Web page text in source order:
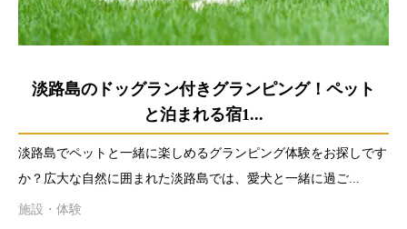
淡路島のドッグラン付きグランピング！ペット
と泊まれる宿1...
淡路島でペットと一緒に楽しめるグランピング体験をお探しです
か？広大な自然に囲まれた淡路島では、愛犬と一緒に過ご...
施設・体験